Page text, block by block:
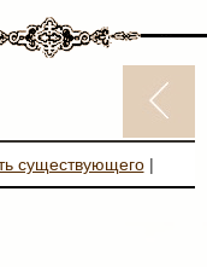
существующего|